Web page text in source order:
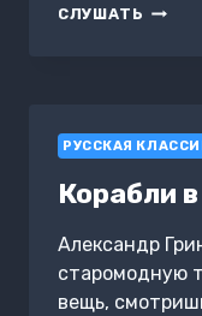
СЛУШАТЬ
РУССКАЯ
Корабли
Александр
старомодную
вещь,